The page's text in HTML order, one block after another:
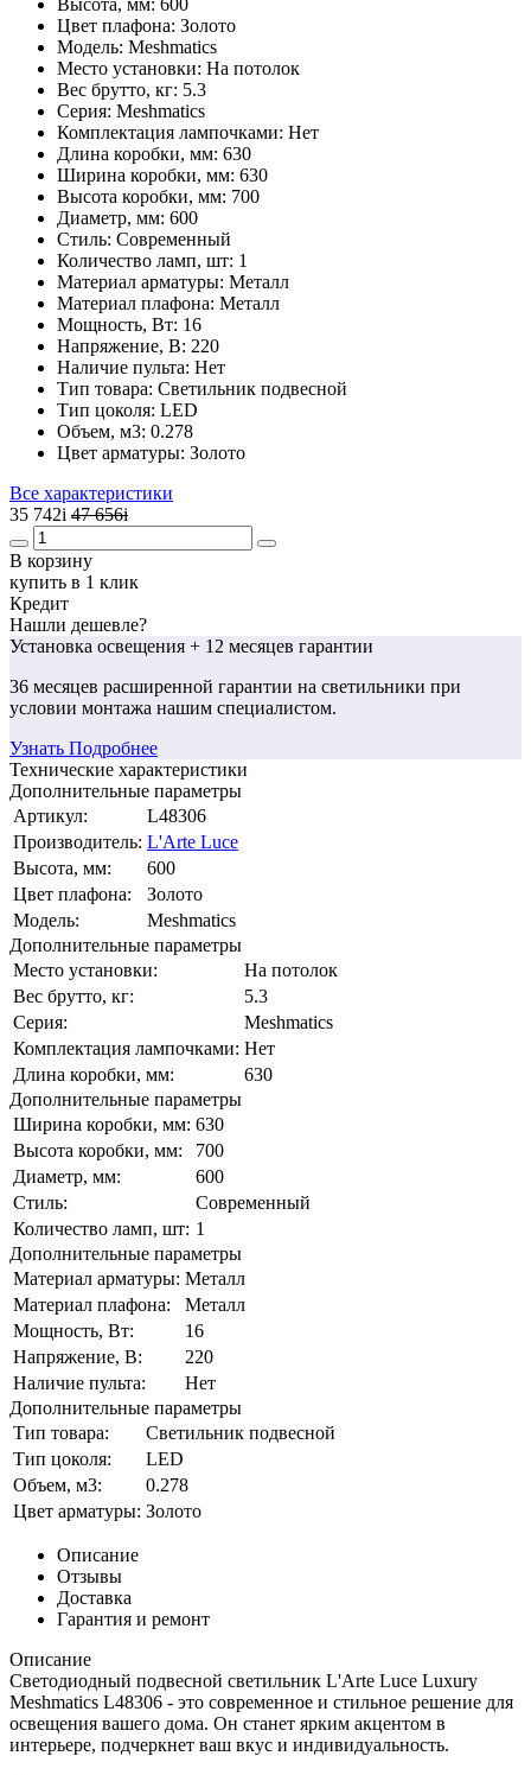
Цвет плафона: Золото
Модель: Meshmatics
Место установки: На потолок
Вес брутто, кг: 5.3
Серия: Meshmatics
Комплектация лампочками: Нет
Длина коробки, мм: 630
Ширина коробки, мм: 630
Высота коробки, мм: 700
Диаметр, мм: 600
Стиль: Современный
Количество ламп, шт: 1
Материал арматуры: Металл
Материал плафона: Металл
Мощность, Вт: 16
Напряжение, В: 220
Наличие пульта: Нет
Тип товара: Светильник подвесной
Тип цоколя: LED
Объем, м3: 0.278
Цвет арматуры: Золото
Все характеристики
35 742i 47 656i
В корзину
купить в 1 клик
Кредит
Нашли дешевле?
Установка освещения + 12 месяцев гарантии
36 месяцев расширенной гарантии на светильники при
условии монтажа нашим специалистом.
Узнать Подробнее
Технические характеристики
Дополнительные параметры
Артикул:
L48306
Производитель: L'Arte Luce
Высота, мм:
600
Цвет плафона:
Золото
Модель:
Meshmatics
Дополнительные параметры
Место установки:
На потолок
Вес брутто, кг:
5.3
Серия:
Meshmatics
Комплектация лампочками: Нет
Длина коробки, мм:
630
Дополнительные параметры
Ширина коробки, мм: 630
Высота коробки, мм:
700
Диаметр, мм:
600
Стиль:
Современный
Количество ламп, шт: 1
Дополнительные параметры
Материал арматуры: Металл
Материал плафона:
Металл
Мощность, Вт:
16
Напряжение, В:
220
Наличие пульта:
Нет
Дополнительные параметры
Тип товара:
Светильник подвесной
Тип цоколя:
LED
Объем, м3:
0.278
Цвет арматуры: Золото
Описание
Отзывы
Доставка
Гарантия и ремонт
Описание
Светодиодный подвесной светильник L'Arte Luce Luxury
Meshmatics L48306 - это современное и стильное решение для
освещения вашего дома. Он станет ярким акцентом в
интерьере, подчеркнет ваш вкус и индивидуальность.